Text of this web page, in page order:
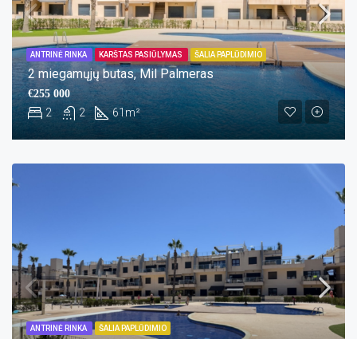
2 miegamųjų butas, Mil Palmeras
2 2 61 m²
€255 000
ANTRINĖ RINKA KARŠTAS PASIŪLYMAS ŠALIA PAPLŪDIMIO
ANTRINĖ RINKA ŠALIA PAPLŪDIMIO